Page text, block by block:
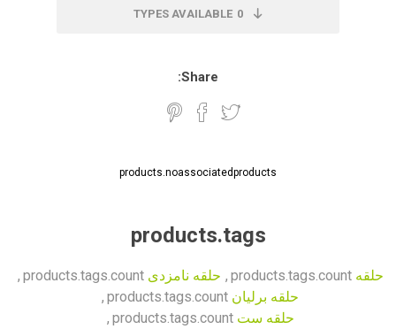
0
TYPES AVAILABLE
Share:
products.noassociatedproducts
products.tags
حلقه products.tags.count
, حلقه نامزدی products.tags.count
,
حلقه برلیان products.tags.count
,
حلقه ست products.tags.count
,